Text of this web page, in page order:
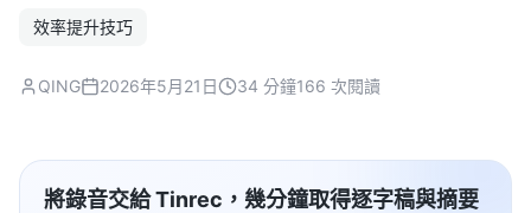
效率提升技巧
QING 2026年5月21日 34 分鐘166 次閱讀
將錄音交給 Tinrec，幾分鐘取得逐字稿與摘要